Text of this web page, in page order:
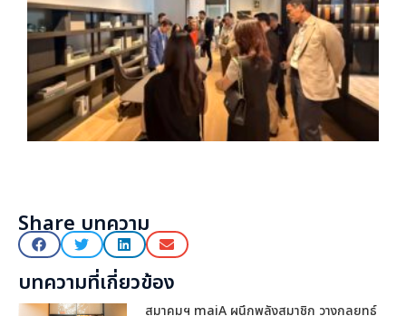
Share บทความ
บทความที่เกี่ยวข้อง
สมาคมฯ maiA ผนึกพลังสมาชิก วางกลยุทธ์